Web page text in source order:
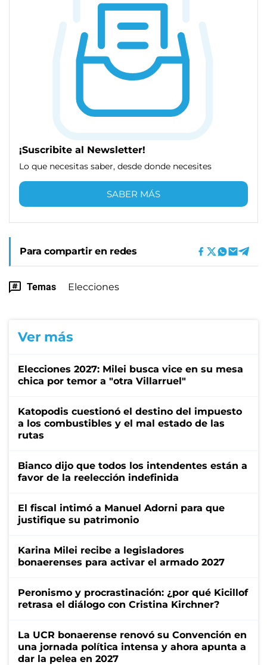
¡Suscribite al Newsletter!
Lo que necesitas saber, desde donde necesites
SABER MÁS
Para compartir en redes
Temas Elecciones
Ver más
Elecciones 2027: Milei busca vice en su mesa
chica por temor a "otra Villarruel"
Katopodis cuestionó el destino del impuesto
a los combustibles y el mal estado de las
rutas
Bianco dijo que todos los intendentes están a
favor de la reelección indefinida
El fiscal intimó a Manuel Adorni para que
justifique su patrimonio
Karina Milei recibe a legisladores
bonaerenses para activar el armado 2027
Peronismo y procrastinación: ¿por qué Kicillof
retrasa el diálogo con Cristina Kirchner?
La UCR bonaerense renovó su Convención en
una jornada política intensa y ahora apunta a
dar la pelea en 2027